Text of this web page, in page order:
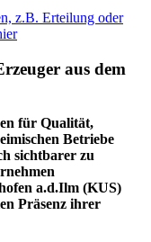
z.B. Erteilung oder
aus dem
für Qualität,
Betriebe
sichtbarer zu
a.d.Ilm (KUS)
Präsenz ihrer